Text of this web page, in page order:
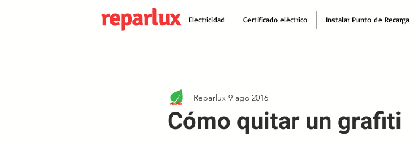
reparlux Electricidad Certificado eléctrico Instalar Punto de Recarga
Cómo quitar un grafiti
Reparlux 9 ago 2016